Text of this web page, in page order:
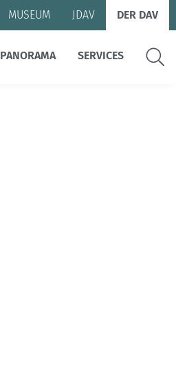
MUSEUM JDAV DER DAV
PANORAMA SERVICES Suche